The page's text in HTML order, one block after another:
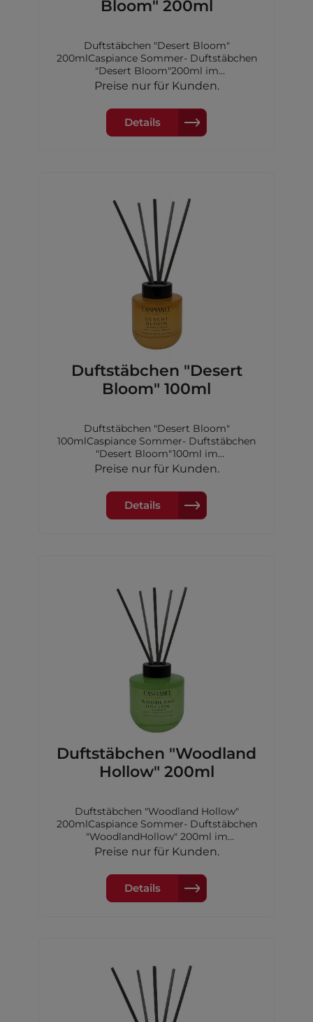
Bloom" 200ml
Duftstäbchen "Desert Bloom"
200mlCaspiance Sommer- Duftstäbchen
"Desert Bloom"200ml im
GlasfalkonDuftdauer: 7-8
MeerHerznote: Rose, Orangenblüte,
Jasmin undTonkabohneBasisnote: Zeder,
Ambra und Moschus
Preise nur für Kunden.
Details
Duftstäbchen "Desert
Bloom" 100ml
Duftstäbchen "Desert Bloom"
100mlCaspiance Sommer- Duftstäbchen
"Desert Bloom"100ml im
GlasfalkonDuftdauer: 4-6
MeerHerznote: Rose, Orangenblüte,
Jasmin undTonkabohneBasisnote: Zeder,
Ambra und Moschus
Preise nur für Kunden.
Details
Duftstäbchen "Woodland
Hollow" 200ml
Duftstäbchen "Woodland Hollow"
200mlCaspiance Sommer- Duftstäbchen
"WoodlandHollow" 200ml im
GlasflakonDuftdauer: 7-8
und KieferHerznote: Amber, Safran, holzig
undEichenmoosBasisnote: Patchouli,
Zedernholz, Moschus undSandelholz
Preise nur für Kunden.
Details